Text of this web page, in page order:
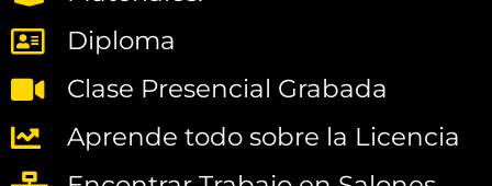
Diploma
Clase Presencial Grabada
Aprende todo sobre la Licencia